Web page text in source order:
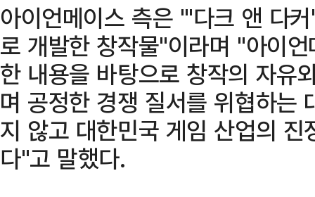
아이언메이스 측은 "'다크 앤 다
로 개발한 창작물"이라며 "아이
한 내용을 바탕으로 창작의 자유
며 공정한 경쟁 질서를 위협하는
지 않고 대한민국 게임 산업의
다"고 말했다.